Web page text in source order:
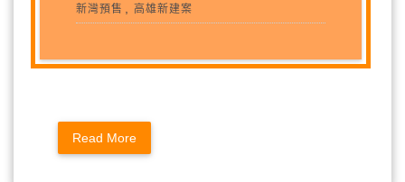
新灣預售 ,高雄新建案
Read More